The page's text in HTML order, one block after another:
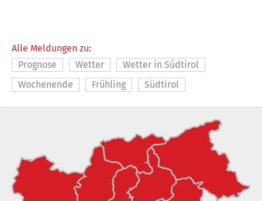
Alle Meldungen zu:
Prognose
Wetter
Wetter in Südtirol
Wochenende
Frühling Südtirol